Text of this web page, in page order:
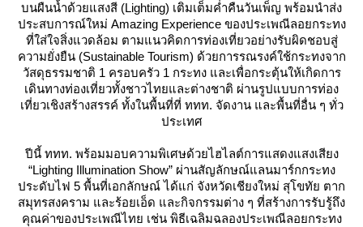
บนผืนน้ำด้วยแสงสี (Lighting) เติมเต็มค่ำคืนวันเพ็ญ พร้อมนำส่ง
ประสบการณ์ใหม่ Amazing Experience ของประเพณีลอยกระทง
ที่ใส่ใจสิ่งแวดล้อม ตามแนวคิดการท่องเที่ยวอย่างรับผิดชอบสู่
ความยั่งยืน (Sustainable Tourism) ด้วยการรณรงค์ใช้กระทงจาก
วัสดุธรรมชาติ 1 ครอบครัว 1 กระทง และเพื่อกระตุ้นให้เกิดการ
เดินทางท่องเที่ยวทั้งชาวไทยและต่างชาติ ผ่านรูปแบบการท่อง
เที่ยวเชิงสร้างสรรค์ ทั้งในพื้นที่ที่ ททท. จัดงาน และพื้นที่อื่น ๆ ทั่ว
ประเทศ
ปีนี้ ททท. พร้อมมอบความพิเศษด้วยไฮไลต์การแสดงแสงเสียง
“Lighting Illumination Show” ผ่านสัญลักษณ์แลนมาร์กกระทง
ประดับไฟ 5 พื้นที่เอกลักษณ์ ได้แก่ จังหวัดเชียงใหม่ สุโขทัย ตาก
สมุทรสงคราม และร้อยเอ็ด และกิจกรรมต่าง ๆ ที่สร้างการรับรู้ถึง
คุณค่าของประเพณีไทย เช่น พิธีเฉลิมฉลองประเพณีลอยกระทง